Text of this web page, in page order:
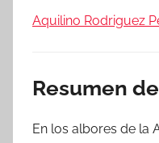
Aquilino Rodriguez
Resumen
En los albores de la